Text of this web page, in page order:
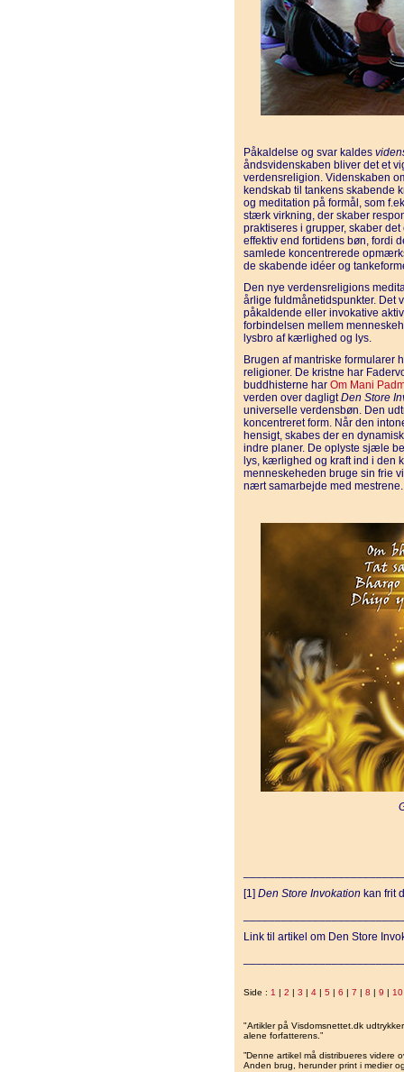
Påkaldelse og svar kaldes
åndsvidenskaben bliver det et
verdensreligion. Videnskaben
kendskab til tankens skabende
og meditation på formål, som
stærk virkning, der skaber
praktiseres i grupper, skaber
effektiv end fortidens bøn, fordi
samlede koncentrerede
de skabende idéer og
Den nye verdensreligions
årlige fuldmånetidspunkter. Det
påkaldende eller invokative
forbindelsen mellem
lysbro af kærlighed og lys.
Brugen af mantriske formularer
religioner. De kristne har
buddhisterne har Om Mani
verden over dagligtDen Store
universelle verdensbøn. Den
koncentreret form. Når den
hensigt, skabes der en
indre planer. De oplyste sjæle
lys, kærlighed og kraft ind i den
menneskeheden bruge sin frie
nært samarbejde med mestrene.
[1] Den Store Invokation kan frit
Link til artikel om Den Store
Side : 1 | 2 | 3 | 4 | 5 | 6 | 7 | 8 | 9 | 10
"Artikler på Visdomsnettet.dk
alene forfatterens.”
”Denne artikel må distribueres videre
Anden brug, herunder print i medier